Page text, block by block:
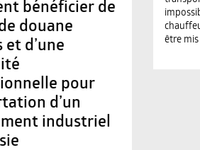
bénéficier de
douane
d’une
pour
d’un
industriel
être